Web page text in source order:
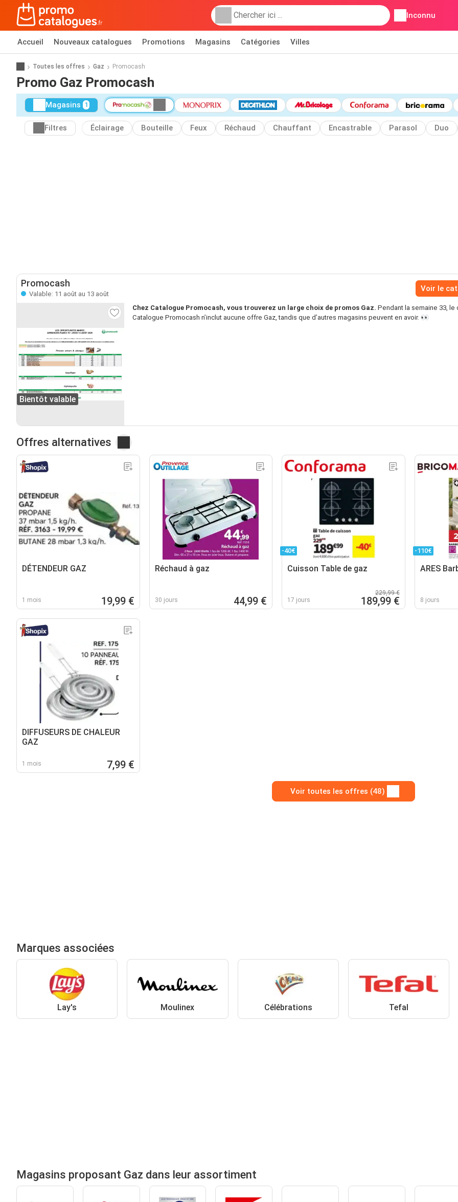
Inconnu
Accueil Nouveaux catalogues Promotions Magasins Catégories Villes
Toutes les offres Gaz Promocash
Promo Gaz Promocash
Magasins 1
Filtres Éclairage Bouteille Feux Réchaud Chauffant Encastrable Parasol Duo
Promocash
Valable: 11 août au 13 août
Voir le
Bientôt valable
Chez Catalogue Promocash, vous trouverez un large choix de promos Gaz. Pendant la semaine 33, le
Catalogue Promocash n’inclut aucune offre Gaz, tandis que d’autres magasins peuvent en avoir. 👀
Offres alternatives
DÉTENDEUR GAZ
1 mois 19,99 €
Réchaud à gaz
30 jours 44,99 €
-40€
Cuisson Table de gaz
17 jours
229,99 €
189,99 €
-110€
ARES
8 jours
DIFFUSEURS DE CHALEUR
GAZ
1 mois 7,99 €
Voir toutes les offres (48)
Marques associées
Lay's Moulinex Célébrations Tefal
Magasins proposant Gaz dans leur assortiment